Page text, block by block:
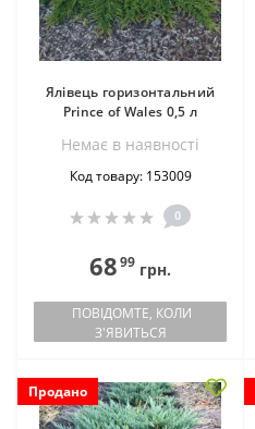
Ялівець горизонтальний
Prince of Wales 0,5 л
Немає в наявностi
Код товару: 153009
0
6899 грн.
ПОВІДОМТЕ, КОЛИ
З'ЯВИТЬСЯ
Продано